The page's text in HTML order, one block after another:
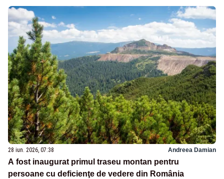
28 iun. 2026, 07:38 Andreea Damian
A fost inaugurat primul traseu montan pentru
persoane cu deficienţe de vedere din România